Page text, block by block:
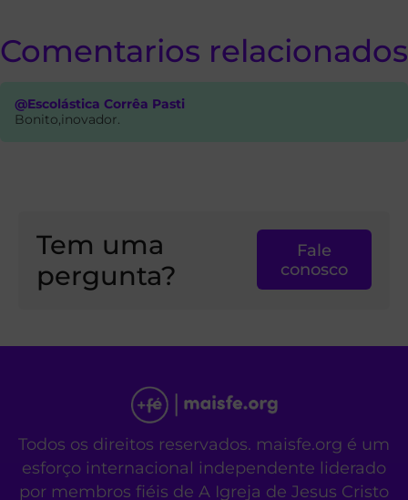
Comentarios relacionados
@Escolástica Corrêa Pasti
Bonito,inovador.
Tem uma
pergunta?
Fale
conosco
Todos os direitos reservados. maisfe.org é um
esforço internacional independente liderado
por membros fiéis de A Igreja de Jesus Cristo